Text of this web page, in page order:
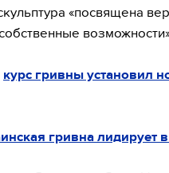
«посвящена
курс гривны установил
гривна лидирует